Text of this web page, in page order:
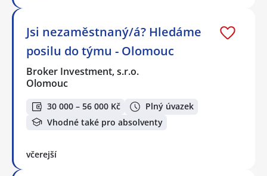
Jsi nezaměstnaný/á? Hledáme
posilu do týmu - Olomouc
Broker Investment, s.r.o.
Olomouc
30 000 – 56 000 Kč
Plný úvazek
Vhodné také pro absolventy
včerejší